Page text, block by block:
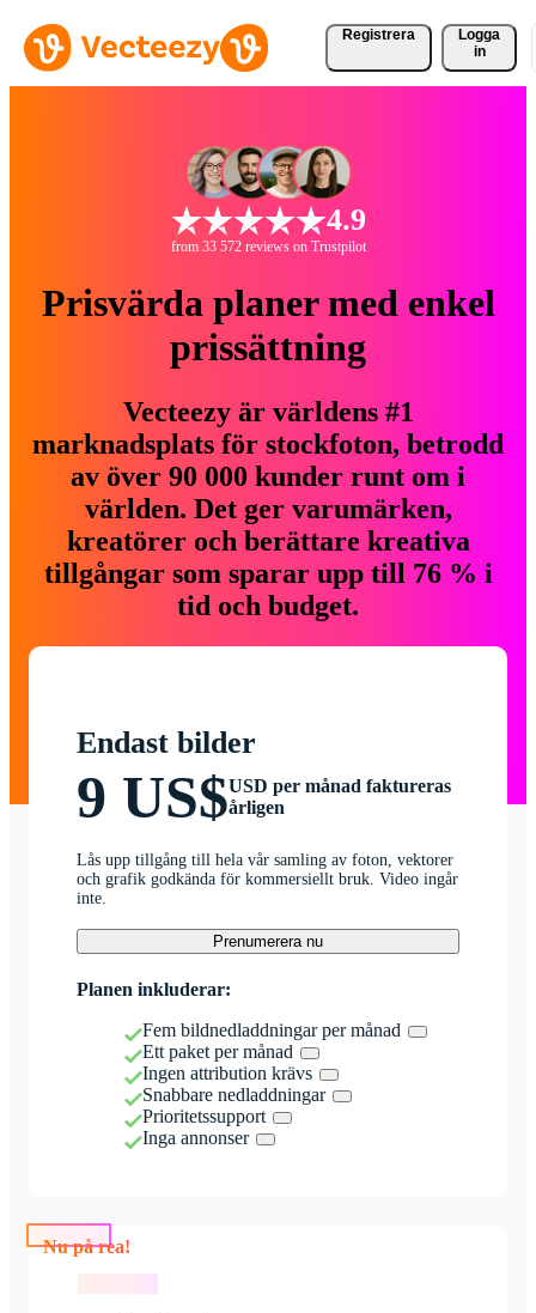
Registrera
Logga
in
4.9
from 33 572 reviews on Trustpilot
Prisvärda planer med enkel
prissättning
Vecteezy är världens #1
marknadsplats för stockfoton, betrodd
av över 90 000 kunder runt om i
världen. Det ger varumärken,
kreatörer och berättare kreativa
tillgångar som sparar upp till 76 % i
tid och budget.
Endast bilder
9 US$USD per månad faktureras
årligen
Lås upp tillgång till hela vår samling av foton, vektorer
och grafik godkända för kommersiellt bruk. Video ingår
inte.
Prenumerera nu
Planen inkluderar:
Fem bildnedladdningar per månad
Ett paket per månad
Ingen attribution krävs
Snabbare nedladdningar
Prioritetssupport
Inga annonser
Nu på rea!